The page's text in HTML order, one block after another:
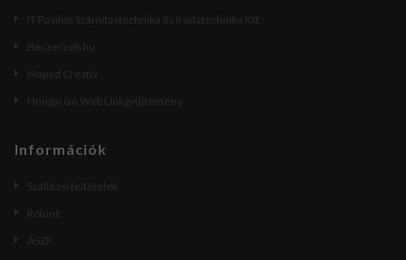
IT Pavilon Számítástechnika és Irodatechnika Kft.
Beszerzek.hu
Maped Creativ
Hungarian Web Linkgyűjtemény
Információk
Szállítási feltételek
Rólunk
ÁSZF